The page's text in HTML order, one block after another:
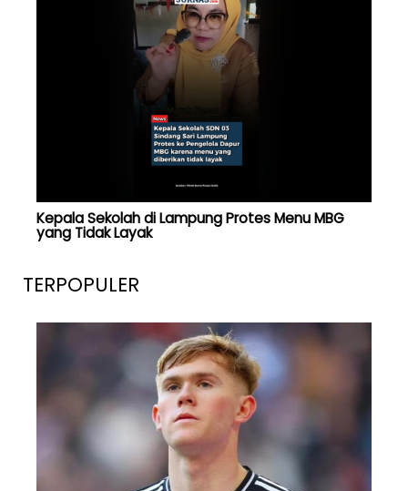
Kepala Sekolah di Lampung Protes Menu MBG
yang Tidak Layak
TERPOPULER